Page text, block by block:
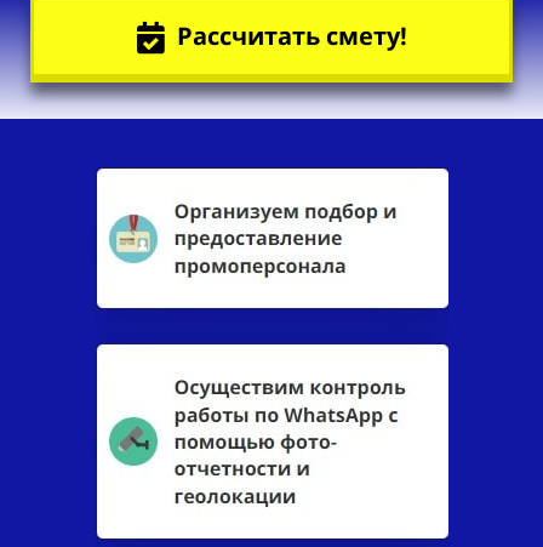
Рассчитать смету!